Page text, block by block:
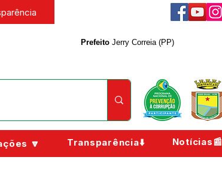
Prefeito Jerry Correia (PP)
🔽 Transparência⬇️ Notícias📰